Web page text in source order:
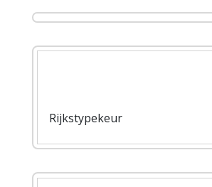
Rijkstypekeur